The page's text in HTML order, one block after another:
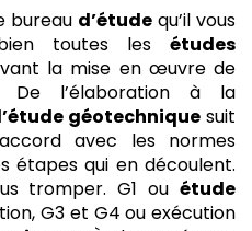
bureau d’étude qu’il vous
toutes les études
la mise en œuvre de
l’élaboration à la
géotechnique suit
avec les normes
étapes qui en découlent.
tromper. G1 ou étude
G3 et G4 ou exécution